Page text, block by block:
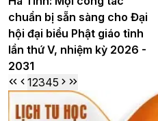
chuẩn bị sẵn sàng cho Đại
hội đại biểu Phật giáo tỉnh
lần thứ V, nhiệm kỳ 2026 -
2031
12345